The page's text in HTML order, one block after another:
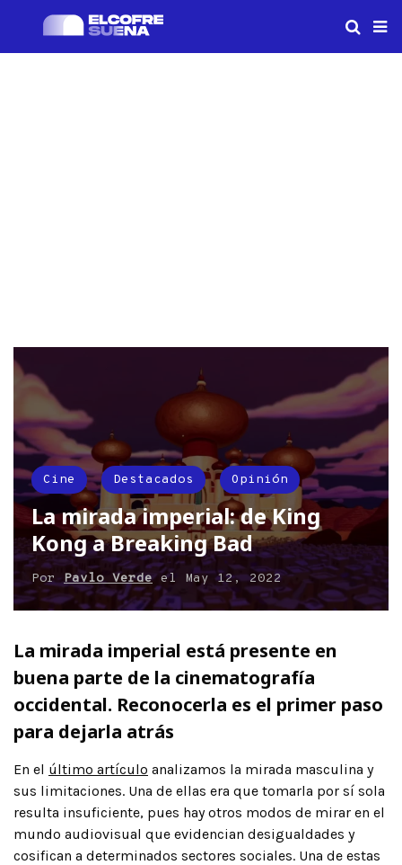
Cine Destacados Opinión
La mirada imperial: de King
Kong a Breaking Bad
PorPavlo Verdeel May 12, 2022
La mirada imperial está presente en
buena parte de la cinematografía
occidental. Reconocerla es el primer paso
para dejarla atrás
En el último artículo analizamos la mirada masculina y
sus limitaciones. Una de ellas era que tomarla por sí sola
resulta insuficiente, pues hay otros modos de mirar en el
mundo audiovisual que evidencian desigualdades y
cosifican a determinados sectores sociales. Una de estas